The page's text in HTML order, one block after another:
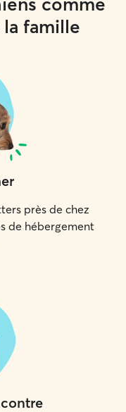
famille
près de chez
de hébergement